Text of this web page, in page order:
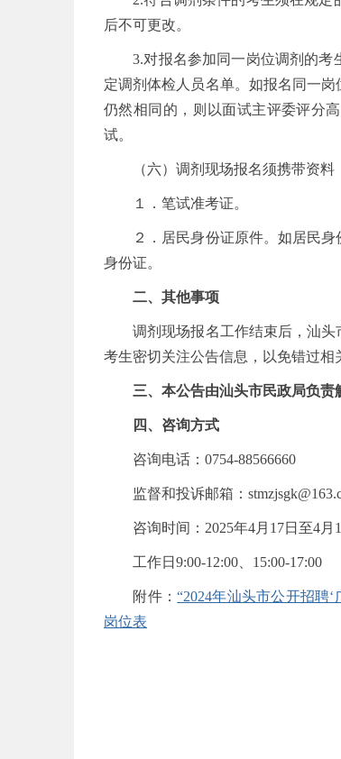
后不可更改。
3.对报名参加同一岗位调剂的考
定调剂体检人员名单。如报名同一
仍然相同的，则以面试主评委评分
试。
（六）调剂现场报名须携带资料
１．笔试准考证。
２．居民身份证原件。如居民身
身份证。
二、其他事项
调剂现场报名工作结束后，汕头
考生密切关注公告信息，以免错过相
三、本公告由汕头市民政局负责
四、咨询方式
咨询电话：0754-88566660
监督和投诉邮箱：
咨询时间：2025年4月17日至4月
工作日9:00-12:00、15:00-17:00
附件：“2024年汕头市公开招聘
岗位表